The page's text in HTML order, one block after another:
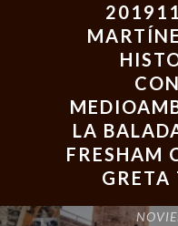
LA
FRESHAM
GRETA